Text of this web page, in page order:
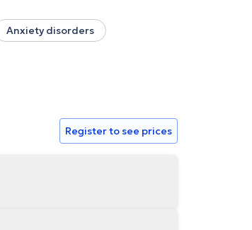
Anxiety disorders
Register to see prices